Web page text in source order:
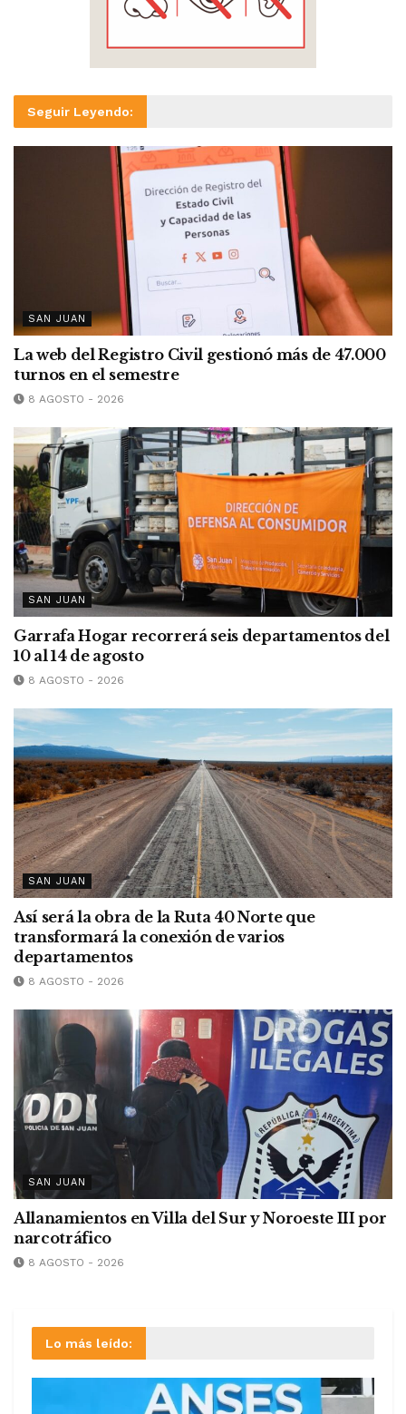
Seguir Leyendo:
SAN JUAN
La web del Registro Civil gestionó más de 47.000
turnos en el semestre
8 AGOSTO - 2026
SAN JUAN
Garrafa Hogar recorrerá seis departamentos del
10 al 14 de agosto
8 AGOSTO - 2026
SAN JUAN
Así será la obra de la Ruta 40 Norte que
transformará la conexión de varios
departamentos
8 AGOSTO - 2026
SAN JUAN
Allanamientos en Villa del Sur y Noroeste III por
narcotráfico
8 AGOSTO - 2026
Lo más leído: